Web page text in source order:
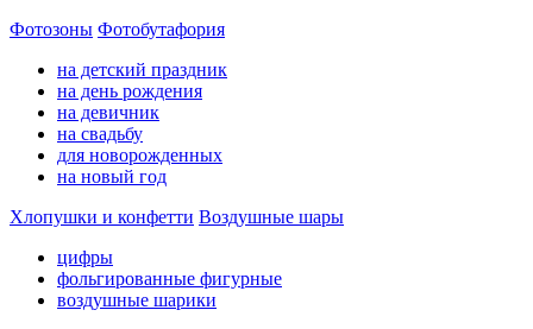
Фотозоны Фотобутафория
на детский праздник
на день рождения
на девичник
на свадьбу
для новорожденных
на новый год
Хлопушки и конфетти Воздушные шары
цифры
фольгированные фигурные
воздушные шарики